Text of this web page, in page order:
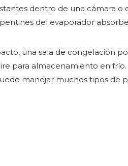
dentro de una cámara
del evaporador
una sala de congelación
para almacenamiento en
manejar muchos tipos de